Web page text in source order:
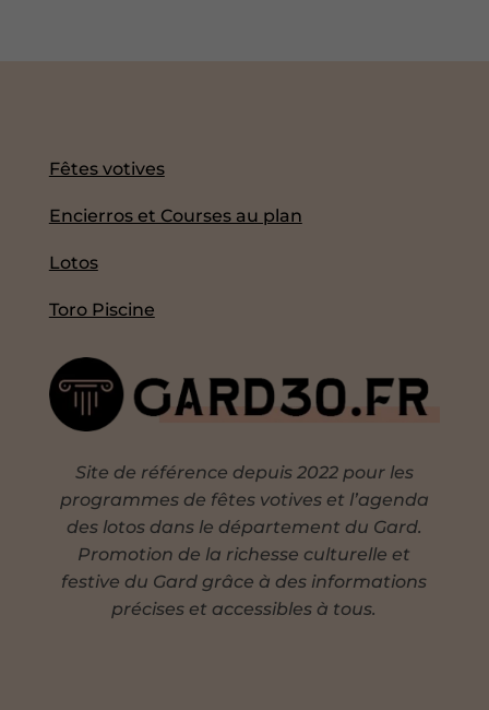
Fêtes votives
Encierros et Courses au plan
Lotos
Toro Piscine
Site de référence depuis 2022 pour les
programmes de fêtes votives et l’agenda
des lotos dans le département du Gard.
Promotion de la richesse culturelle et
festive du Gard grâce à des informations
précises et accessibles à tous.